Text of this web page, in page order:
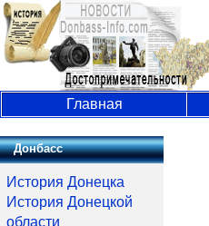
Главная
Донбасс
История Донецка
История Донецкой
области